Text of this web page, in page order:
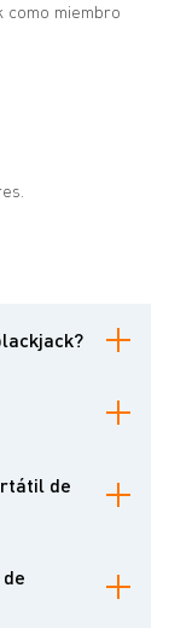
como miembro
ganando 11.000
pruebas.
de
para